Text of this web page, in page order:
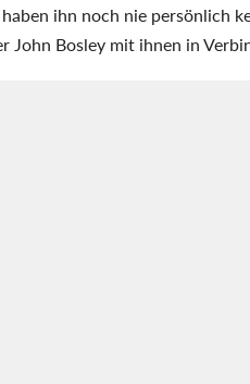
ihn noch nie persönlich
John Bosley mit ihnen in